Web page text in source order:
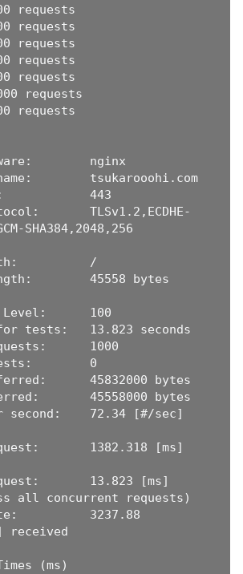
requests
requests
requests
requests
requests
requests
requests
nginx
tsukarooohi.com
443
TLSv1.2,ECDHE-
SHA384,2048,256
/
45558 bytes
Level:      100
tests:   13.823 seconds
1000
0
45832000 bytes
45558000 bytes
second:    72.34 [#/sec]
1382.318 [ms]
13.823 [ms]
all concurrent requests)
3237.88
received
(ms)